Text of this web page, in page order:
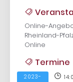
Online-
Rheinland-
Online
Termine
2023-